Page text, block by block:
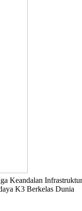
Keandalan
K3 Berkelas Dunia